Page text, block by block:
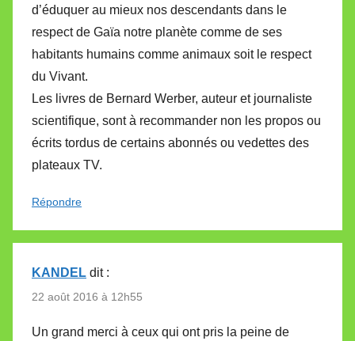
d’éduquer au mieux nos descendants dans le
respect de Gaïa notre planète comme de ses
habitants humains comme animaux soit le respect
du Vivant.
Les livres de Bernard Werber, auteur et journaliste
scientifique, sont à recommander non les propos ou
écrits tordus de certains abonnés ou vedettes des
plateaux TV.
Répondre
KANDEL dit :
22 août 2016 à 12h55
Un grand merci à ceux qui ont pris la peine de